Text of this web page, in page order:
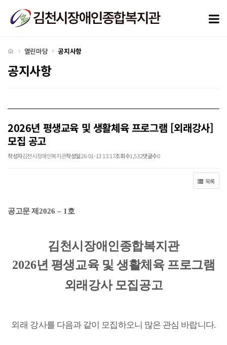
처음으로
열린마당 공지사항
공지사항
2026년 평생교육 및 생활체육 프로그램 [외래강사]
모집 공고
작성자김천시장애인복지관작성일26-01-13 13:17조회수1,532댓글수0
목록
공고문 제 2026 – 1 호
김천시장애인종합복지관
2026년 평생교육 및 생활체육 프로그램
외래강사 모집공고
외래 강사를 다음과 같이 모집하오니 많은 관심 바랍니다.